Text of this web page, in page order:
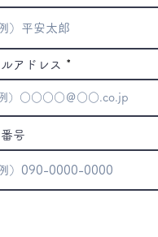
ルアドレス
号